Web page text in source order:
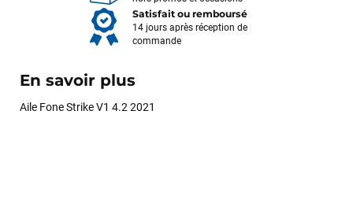
Satisfait ou remboursé
14 jours après réception de
commande
En savoir plus
Aile Fone Strike V1 4.2 2021